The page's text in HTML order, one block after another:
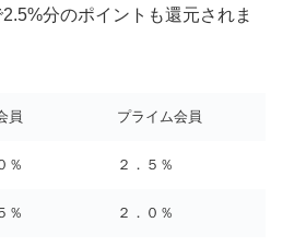
分のポイントも還元されま
員 プライム会員
％ ２．５％
％ ２．０％